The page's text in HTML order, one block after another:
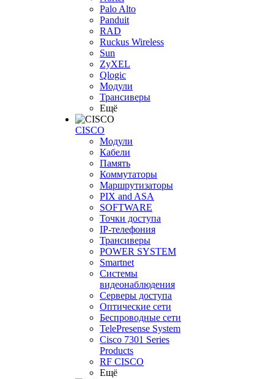
Palo Alto
Panduit
RAD
Ruckus Wireless
Sun
ZyXEL
Qlogic
Модули
Трансиверы
Ещё
CISCO
Модули
Кабели
Память
Коммутаторы
Маршрутизаторы
PIX and ASA
SOFTWARE
Точки доступа
IP-телефония
Трансиверы
POWER SYSTEM
Smartnet
Системы
видеонаблюдения
Серверы доступа
Оптические сети
Беспроводные сети
TelePresense System
Cisco 7301 Series
Products
RF CISCO
Ещё